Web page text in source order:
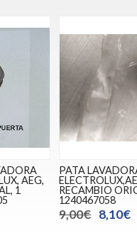
AEG,
1
PATA
RECAMBIO
1240467058
9,00€ 8,10€